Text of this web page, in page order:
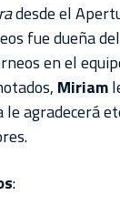
desde el
fue dueña
en el
Miriam
le agradecerá
: